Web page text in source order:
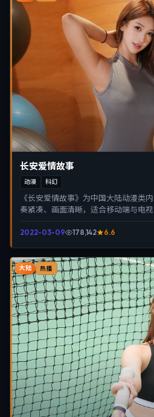
长安爱情故事
动漫 科幻
《长安爱情故事》为中国大陆动漫类
奏紧凑、画面清晰，适合移动端与电
2022-03-09 178,142 6.6
大陆 热播